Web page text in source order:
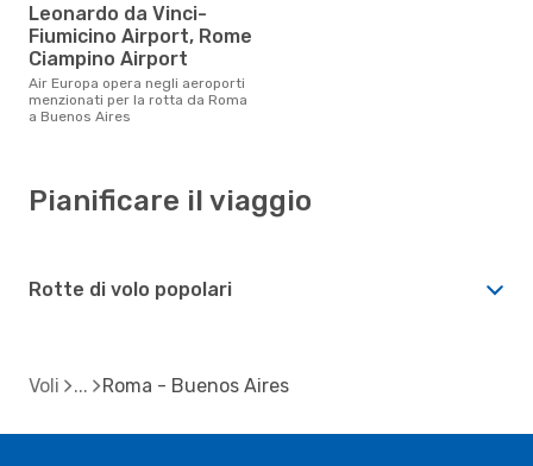
Leonardo da Vinci-
Fiumicino Airport, Rome
Ciampino Airport
Air Europa opera negli aeroporti
menzionati per la rotta da Roma
a Buenos Aires
Pianificare il viaggio
Rotte di volo popolari
Voli Roma - Buenos Aires